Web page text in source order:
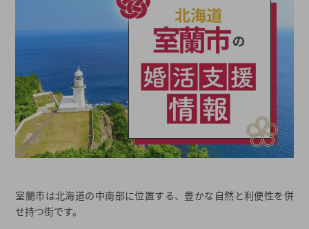
室蘭市は北海道の中南部に位置する、豊かな自然と利便性を併
せ持つ街です。